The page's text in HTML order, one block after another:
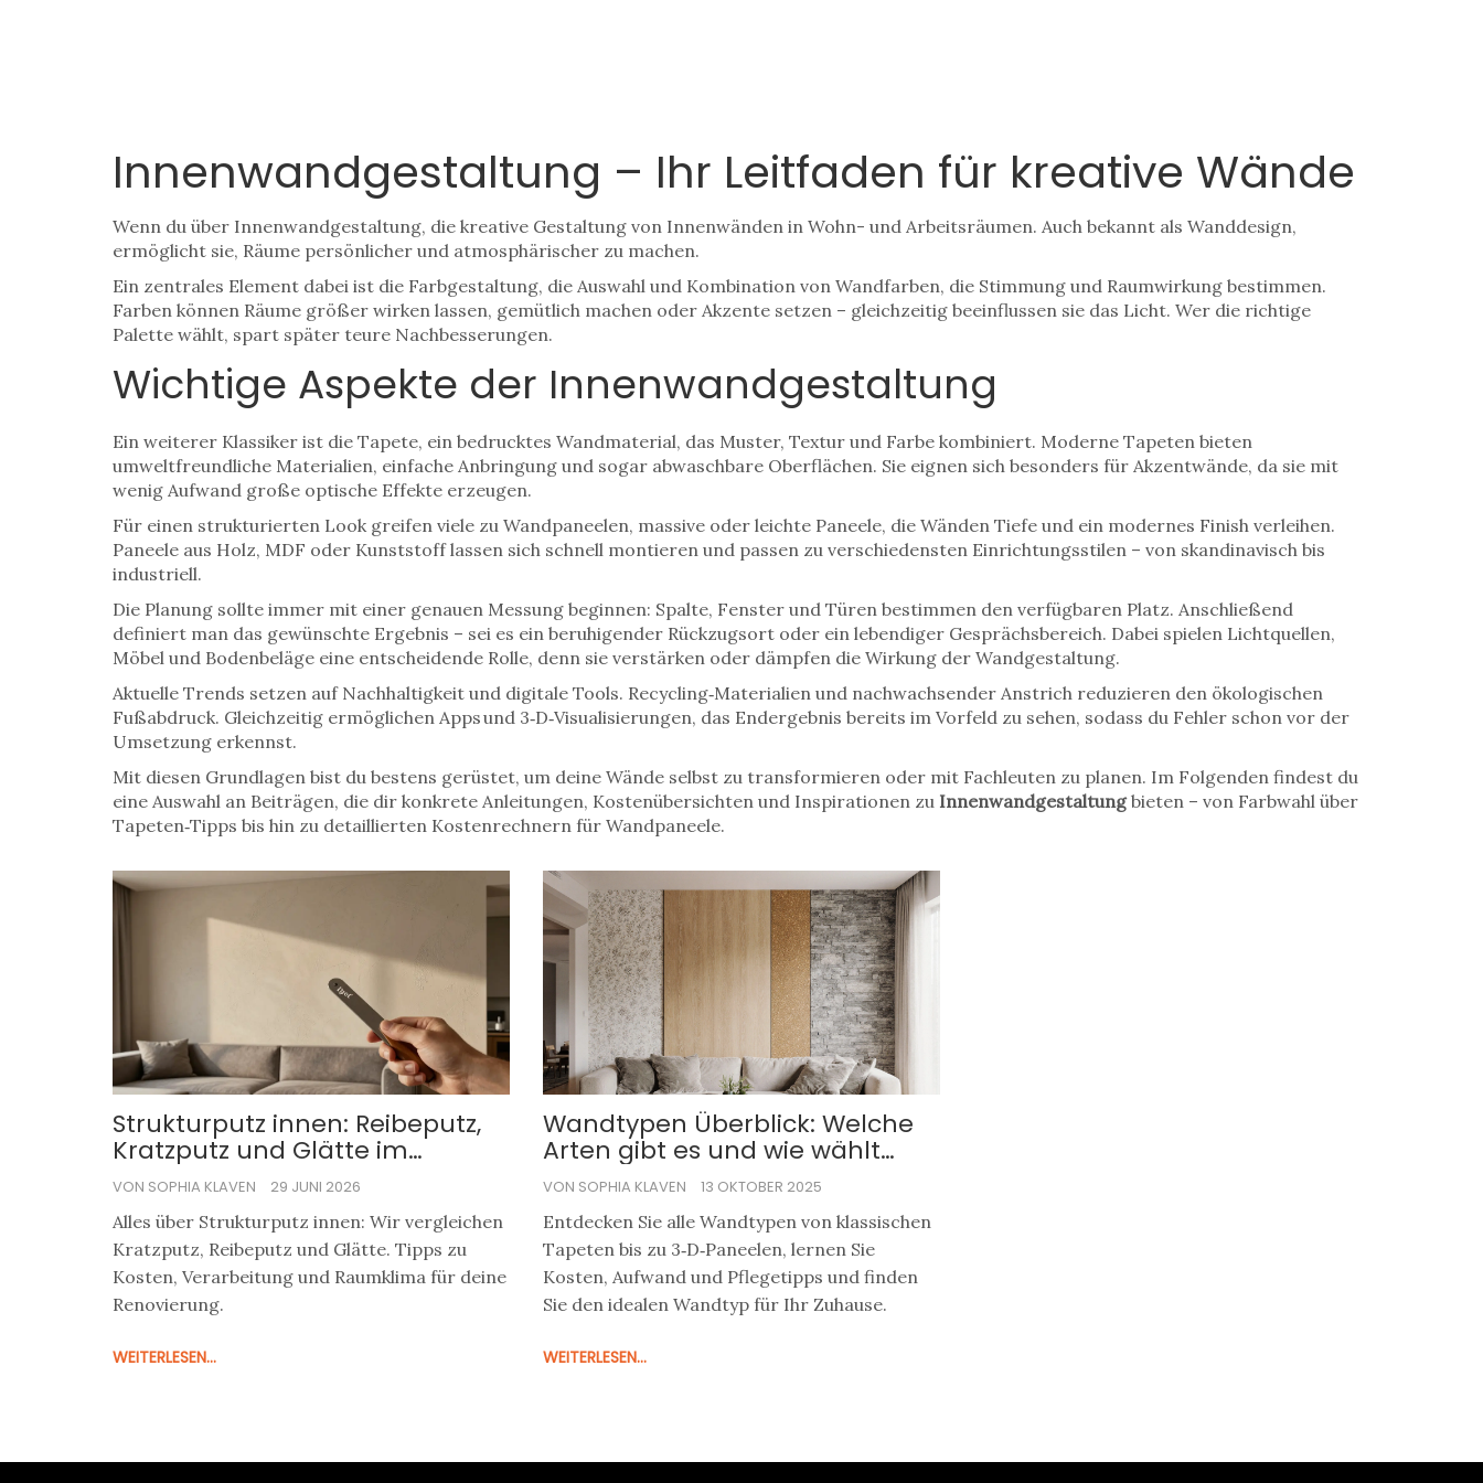
Innenwandgestaltung – Ihr Leitfaden für kreative Wände
Wenn du über Innenwandgestaltung, die kreative Gestaltung von Innenwänden in Wohn- und Arbeitsräumen. Auch bekannt als Wanddesign,
ermöglicht sie, Räume persönlicher und atmosphärischer zu machen.
Ein zentrales Element dabei ist die Farbgestaltung, die Auswahl und Kombination von Wandfarben, die Stimmung und Raumwirkung bestimmen.
Farben können Räume größer wirken lassen, gemütlich machen oder Akzente setzen – gleichzeitig beeinflussen sie das Licht. Wer die richtige
Palette wählt, spart später teure Nachbesserungen.
Wichtige Aspekte der Innenwandgestaltung
Ein weiterer Klassiker ist die Tapete, ein bedrucktes Wandmaterial, das Muster, Textur und Farbe kombiniert. Moderne Tapeten bieten
umweltfreundliche Materialien, einfache Anbringung und sogar abwaschbare Oberflächen. Sie eignen sich besonders für Akzentwände, da sie mit
wenig Aufwand große optische Effekte erzeugen.
Für einen strukturierten Look greifen viele zu Wandpaneelen, massive oder leichte Paneele, die Wänden Tiefe und ein modernes Finish verleihen.
Paneele aus Holz, MDF oder Kunststoff lassen sich schnell montieren und passen zu verschiedensten Einrichtungsstilen – von skandinavisch bis
industriell.
Die Planung sollte immer mit einer genauen Messung beginnen: Spalte, Fenster und Türen bestimmen den verfügbaren Platz. Anschließend
definiert man das gewünschte Ergebnis – sei es ein beruhigender Rückzugsort oder ein lebendiger Gesprächsbereich. Dabei spielen Lichtquellen,
Möbel und Bodenbeläge eine entscheidende Rolle, denn sie verstärken oder dämpfen die Wirkung der Wandgestaltung.
Aktuelle Trends setzen auf Nachhaltigkeit und digitale Tools. Recycling‑Materialien und nachwachsender Anstrich reduzieren den ökologischen
Fußabdruck. Gleichzeitig ermöglichen Apps und 3‑D‑Visualisierungen, das Endergebnis bereits im Vorfeld zu sehen, sodass du Fehler schon vor der
Umsetzung erkennst.
Mit diesen Grundlagen bist du bestens gerüstet, um deine Wände selbst zu transformieren oder mit Fachleuten zu planen. Im Folgenden findest du
eine Auswahl an Beiträgen, die dir konkrete Anleitungen, Kostenübersichten und Inspirationen zu Innenwandgestaltungbieten – von Farbwahl über
Tapeten‑Tipps bis hin zu detaillierten Kostenrechnern für Wandpaneele.
Strukturputz innen: Reibeputz,
Kratzputz und Glätte im
Vergleich
VON SOPHIA KLAVEN 29 JUNI 2026
Alles über Strukturputz innen: Wir vergleichen
Kratzputz, Reibeputz und Glätte. Tipps zu
Kosten, Verarbeitung und Raumklima für deine
Renovierung.
WEITERLESEN...
Wandtypen Überblick: Welche
Arten gibt es und wie wählt
man die Richtige?
VON SOPHIA KLAVEN 13 OKTOBER 2025
Entdecken Sie alle Wandtypen von klassischen
Tapeten bis zu 3‑D‑Paneelen, lernen Sie
Kosten, Aufwand und Pflegetipps und finden
Sie den idealen Wandtyp für Ihr Zuhause.
WEITERLESEN...